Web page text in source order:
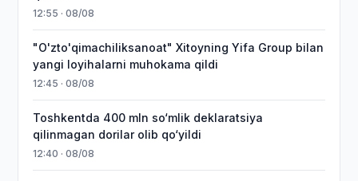
12:55 · 08/08
"O'zto'qimachiliksanoat" Xitoyning Yifa Group bilan
yangi loyihalarni muhokama qildi
12:45 · 08/08
Toshkentda 400 mln so‘mlik deklaratsiya
qilinmagan dorilar olib qo‘yildi
12:40 · 08/08